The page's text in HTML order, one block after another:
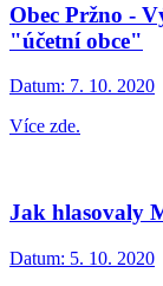
Obec Pržno -
"účetní obce"
Datum: 7. 10. 2020
Více zde.
Jak hlasovaly
Datum: 5. 10. 2020